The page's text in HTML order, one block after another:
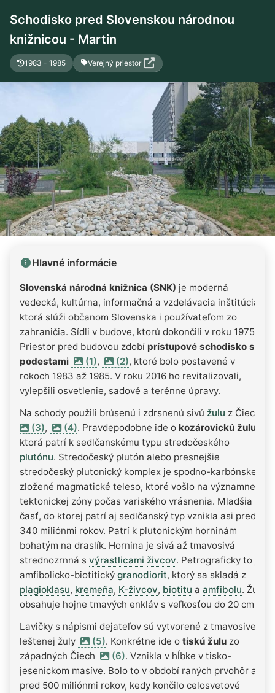
Schodisko pred Slovenskou národnou
knižnicou - Martin
1983 - 1985 Verejný priestor
Hlavné informácie
Slovenská národná knižnica (SNK) je moderná
vedecká, kultúrna, informačná a vzdelávacia inštitúcia,
ktorá slúži občanom Slovenska i používateľom zo
zahraničia. Sídli v budove, ktorú dokončili v roku 1975.
Priestor pred budovou zdobí prístupové schodisko s
podestami
(1), (2), ktoré bolo postavené v
rokoch 1983 až 1985. V roku 2016 ho revitalizovali,
vylepšili osvetlenie, sadové a terénne úpravy.
Na schody použili brúsenú i zdrsnenú sivú žulu z Čiech
(3), (4). Pravdepodobne ide o kozárovickú žulu
ktorá patrí k sedlčanskému typu stredočeského
plutónu. Stredočeský plutón alebo presnejšie
stredočeský plutonický komplex je spodno-karbónske
zložené magmatické teleso, ktoré vošlo na významnej
tektonickej zóny počas variského vrásnenia. Mladšia
časť, do ktorej patrí aj sedlčanský typ vznikla asi pred
340 miliónmi rokov. Patrí k plutonickým horninám
bohatým na draslík. Hornina je sivá až tmavosivá
strednozrnná s výrastlicami živcov. Petrograficky to je
amfibolicko-biotitický granodiorit, ktorý sa skladá z
plagioklasu, kremeňa, K-živcov, biotitu a amfibolu. Žula
obsahuje hojne tmavých enkláv s veľkosťou do 20 cm.
Lavičky s nápismi dejateľov sú vytvorené z tmavosivej
leštenej žuly
(5). Konkrétne ide o tiskú žulu zo
západných Čiech
(6). Vznikla v hĺbke v tisko-
jesenickom masíve. Bolo to v období raných prvohôr asi
pred 500 miliónmi rokov, kedy končilo celosvetové